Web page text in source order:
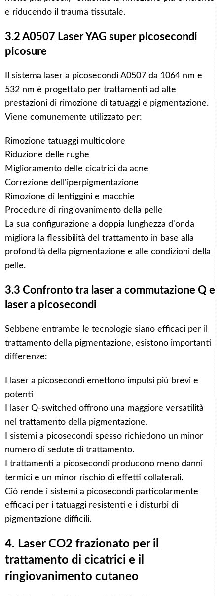
e riducendo il trauma tissutale.
3.2 A0507 Laser YAG super picosecondi
picosure
Il sistema laser a picosecondi A0507 da 1064 nm e
532 nm è progettato per trattamenti ad alte
prestazioni di rimozione di tatuaggi e pigmentazione.
Viene comunemente utilizzato per:
Rimozione tatuaggi multicolore
Riduzione delle rughe
Miglioramento delle cicatrici da acne
Correzione dell'iperpigmentazione
Rimozione di lentiggini e macchie
Procedure di ringiovanimento della pelle
La sua configurazione a doppia lunghezza d'onda
migliora la flessibilità del trattamento in base alla
profondità della pigmentazione e alle condizioni della
pelle.
3.3 Confronto tra laser a commutazione Q e
laser a picosecondi
Sebbene entrambe le tecnologie siano efficaci per il
trattamento della pigmentazione, esistono importanti
differenze:
I laser a picosecondi emettono impulsi più brevi e
potenti
I laser Q-switched offrono una maggiore versatilità
nel trattamento della pigmentazione.
I sistemi a picosecondi spesso richiedono un minor
numero di sedute di trattamento.
I trattamenti a picosecondi producono meno danni
termici e un minor rischio di effetti collaterali.
Ciò rende i sistemi a picosecondi particolarmente
efficaci per i tatuaggi resistenti e i disturbi di
pigmentazione difficili.
4. Laser CO2 frazionato per il
trattamento di cicatrici e il
ringiovanimento cutaneo